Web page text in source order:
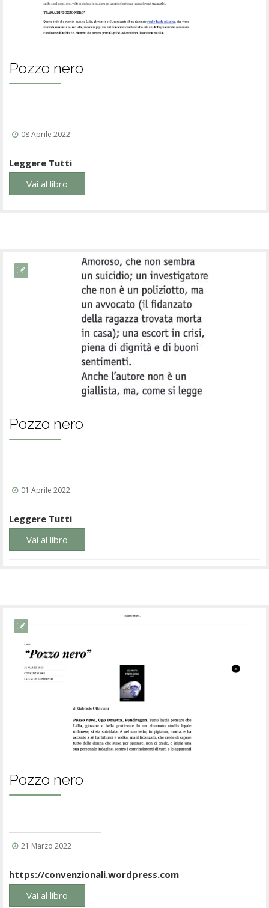
Pozzo nero
08 Aprile 2022
Leggere Tutti
Vai al libro
Pozzo nero
01 Aprile 2022
Leggere Tutti
Vai al libro
Pozzo nero
21 Marzo 2022
https://convenzionali.wordpress.com
Vai al libro